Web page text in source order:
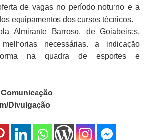
de vagas no período noturno e a
equipamentos dos cursos técnicos.
Almirante Barroso, de Goiabeiras,
necessárias, a indicação
na quadra de esportes e
Divulgação